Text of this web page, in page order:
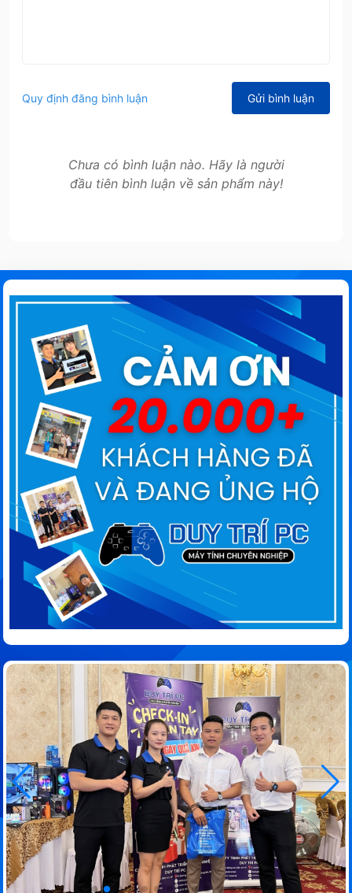
Quy định đăng bình luận Gửi bình luận
Chưa có bình luận nào. Hãy là người
đầu tiên bình luận về sản phẩm này!